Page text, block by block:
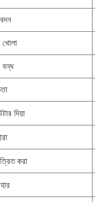
খোলা
বন্ধ
দিয়া
করা